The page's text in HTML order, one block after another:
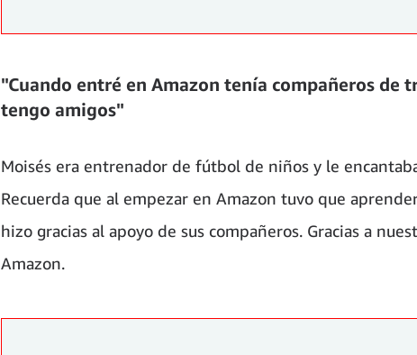
"Cuando entré en Amazon tenía compañeros de
tengo amigos"
Moisés era entrenador de fútbol de niños y le
Recuerda que al empezar en Amazon tuvo que
hizo gracias al apoyo de sus compañeros. Gracias a
Amazon.